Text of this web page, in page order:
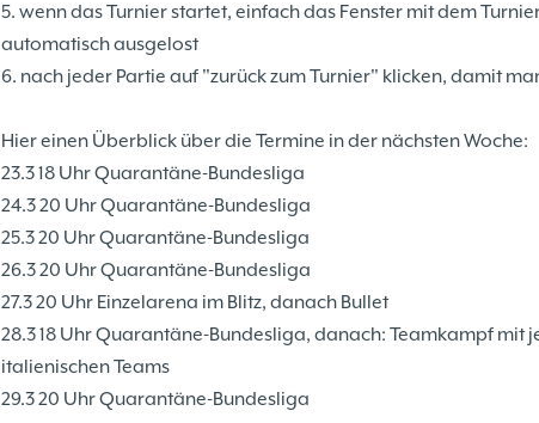
5. wenn das Turnier startet, einfach das Fenster mit dem
automatisch ausgelost
6. nach jeder Partie auf "zurück zum Turnier" klicken, damit
Hier einen Überblick über die Termine in der nächsten Woche:
23.3 18 Uhr Quarantäne-Bundesliga
24.3 20 Uhr Quarantäne-Bundesliga
25.3 20 Uhr Quarantäne-Bundesliga
26.3 20 Uhr Quarantäne-Bundesliga
27.3 20 Uhr Einzelarena im Blitz, danach Bullet
28.3 18 Uhr Quarantäne-Bundesliga, danach: Teamkampf mit
italienischen Teams
29.3 20 Uhr Quarantäne-Bundesliga